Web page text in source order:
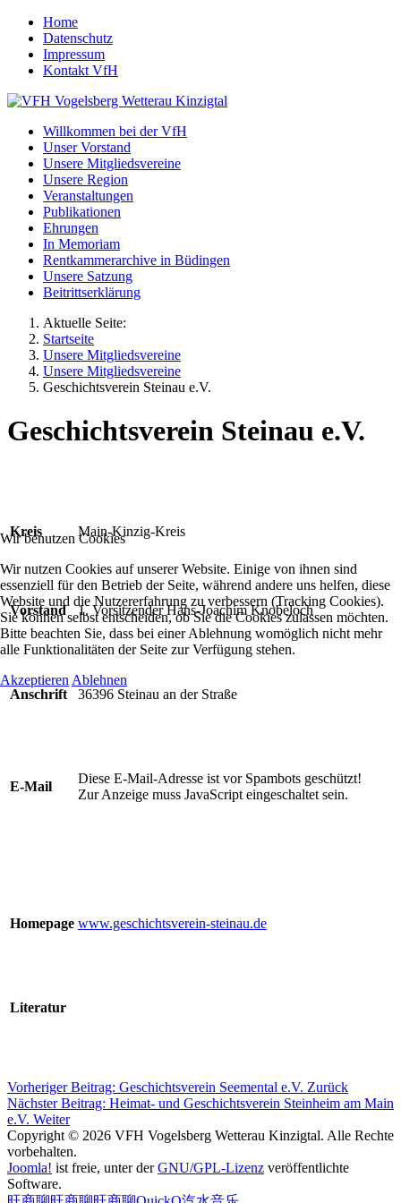
Home
Datenschutz
Impressum
Kontakt VfH
Willkommen bei der VfH
Unser Vorstand
Unsere Mitgliedsvereine
Unsere Region
Veranstaltungen
Publikationen
Ehrungen
In Memoriam
Rentkammerarchive in Büdingen
Unsere Satzung
Beitrittserklärung
Aktuelle Seite:
Startseite
Unsere Mitgliedsvereine
Unsere Mitgliedsvereine
Geschichtsverein Steinau e.V.
Geschichtsverein Steinau e.V.
Kreis Main-Kinzig-Kreis
Vorstand 1. Vorsitzender Hans-Joachim Knobeloch
Anschrift 36396 Steinau an der Straße
E-Mail
Diese E-Mail-Adresse ist vor Spambots geschützt!
Zur Anzeige muss JavaScript eingeschaltet sein.
Homepage www.geschichtsverein-steinau.de
Literatur
Vorheriger Beitrag: Geschichtsverein Seemental e.V. Zurück
Nächster Beitrag: Heimat- und Geschichtsverein Steinheim am Main
e.V. Weiter
Copyright © 2026 VFH Vogelsberg Wetterau Kinzigtal. Alle Rechte
vorbehalten.
Joomla! ist freie, unter derGNU/GPL-Lizenz veröffentlichte
Software.
Wir benutzen Cookies
Wir nutzen Cookies auf unserer Website. Einige von ihnen sind
essenziell für den Betrieb der Seite, während andere uns helfen, diese
Website und die Nutzererfahrung zu verbessern (Tracking Cookies).
Sie können selbst entscheiden, ob Sie die Cookies zulassen möchten.
Bitte beachten Sie, dass bei einer Ablehnung womöglich nicht mehr
alle Funktionalitäten der Seite zur Verfügung stehen.
Akzeptieren Ablehnen